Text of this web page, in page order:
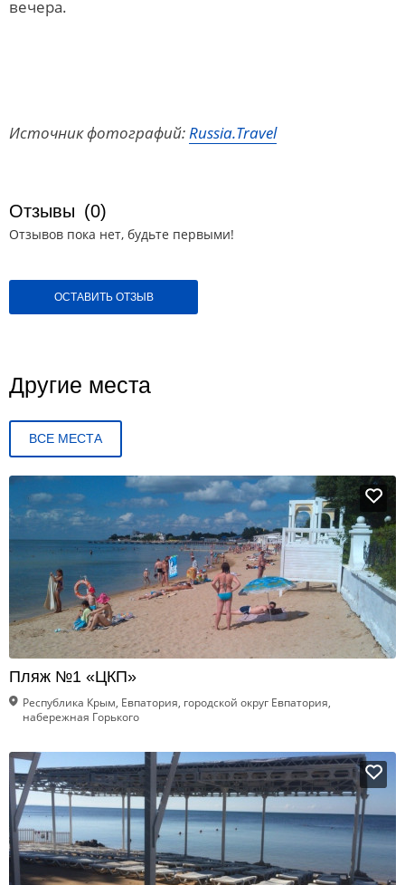
вечера.
Источник фотографий:Russia.Travel
Отзывы (0)
Отзывов пока нет, будьте первыми!
ОСТАВИТЬ ОТЗЫВ
Другие места
ВСЕ МЕСТА
Пляж №1 «ЦКП»
Республика Крым, Евпатория, городской округ Евпатория,
набережная Горького